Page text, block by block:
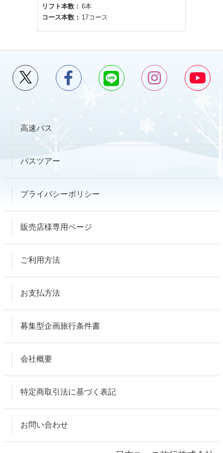
リフト本数
6本
コース本数
17コース
高速バス
バスツアー
プライバシーポリシー
販売店様専用ページ
ご利用方法
お支払方法
募集型企画旅行条件書
会社概要
特定商取引法に基づく表記
お問い合わせ